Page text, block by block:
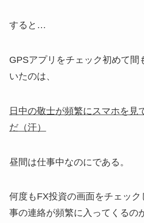
すると…
GPSアプリをチェック初めて間
いたのは、
日中の敬士が頻繁にスマホを見
だ（汗）
昼間は仕事中なのにである。
何度もFX投資の画面をチェッ
事の連絡が頻繁に入ってくるの